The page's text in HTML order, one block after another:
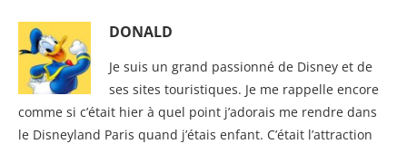
DONALD
Je suis un grand passionné de Disney et de
ses sites touristiques. Je me rappelle encore
comme si c’était hier à quel point j’adorais me rendre dans
le Disneyland Paris quand j’étais enfant. C’était l’attraction